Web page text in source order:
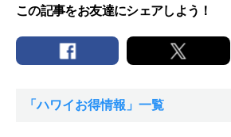
この記事をお友達にシェアしよう！
「ハワイお得情報」一覧